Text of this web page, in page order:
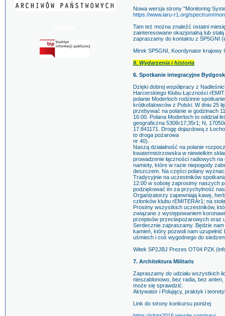
Nowa wersja strony "Monitoring
https://www.iaru-r1.org/spectrum/
Tam też można znaleźć ostatni
zainteresowane okazjonalną lub
zapraszamy do kontaktu z SP5GNI
Mirek SP5GNI, Koordynator krajowy
II. Wydarzenia i historia
6. Spotkanie integracyjne
Dzięki dobrej współpracy z
Harcerskiego Klubu Łączności
polanie Moderloch rodzinne
krótkofalowców z Polski. W dniu 25
przebywać na polanie w godzinach
16:00. Polana Moderloch to oddział
geograficzna 5306r17;35r1; N,
17.841171. Drogę dojazdową z
to droga pożarowa
nr 40).
Naszą działalność na polanie
kwatermistrzowska w niewielkim
prowadzenie łączności radiowych
namioty, które w razie niepogody
deszczem. Na części polany
Tradycyjnie na uczestników
12:00 w sobotę zaprosimy naszych
podziękować im za przychylność
Organizatorzy zapewniają kawę,
członków klubu rEMITERAr1; na
Prosimy wszystkich uczestników,
związane z występowaniem
przepisów przeciwpożarowych oraz
Serdecznie zapraszamy. Będzie
kamień, który pozwoli nam
uśmiech i coś wygodnego do
Witek SP2JBJ Prezes OT04 PZK
7. Architektura Militaris
Zapraszamy do udziału wszystkich
nieszablonowo, bez radia, bez
może się sprawdzić.
Aktywator i Polujący, praktyk i
Link do strony konkursu poniżej